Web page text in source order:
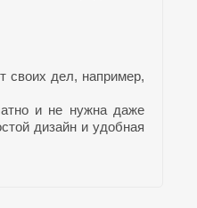
своих дел, например,
и не нужна даже
дизайн и удобная